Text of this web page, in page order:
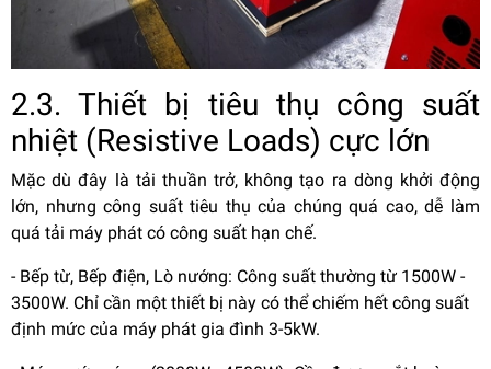
2.3. Thiết bị tiêu thụ công suất
nhiệt (Resistive Loads) cực lớn
Mặc dù đây là tải thuần trở, không tạo ra dòng khởi động
lớn, nhưng công suất tiêu thụ của chúng quá cao, dễ làm
quá tải máy phát có công suất hạn chế.
- Bếp từ, Bếp điện, Lò nướng: Công suất thường từ 1500W -
3500W. Chỉ cần một thiết bị này có thể chiếm hết công suất
định mức của máy phát gia đình 3-5kW.